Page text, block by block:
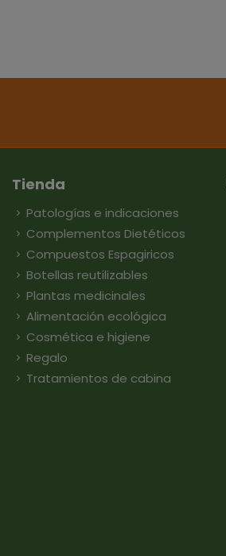
Tienda
Patologías e indicaciones
Complementos Dietéticos
Compuestos Espagiricos
Botellas reutilizables
Plantas medicinales
Alimentación ecológica
Cosmética e higiene
Regalo
Tratamientos de cabina